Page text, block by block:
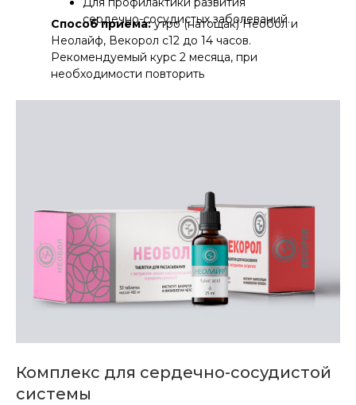
сердечно-сосудистых заболеваний.
Способ приема:утро (натощак) Необол и
Неолайф, Векорол с12 до 14 часов.
Рекомендуемый курс 2 месяца, при
необходимости повторить
Комплекс для сердечно-сосудистой
системы